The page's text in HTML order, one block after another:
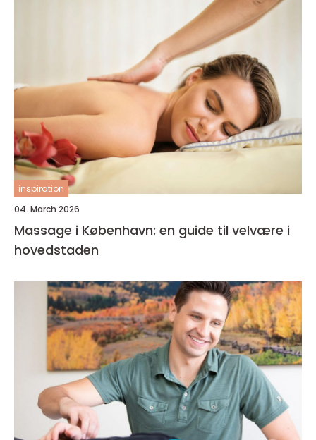
inspiration
04. March 2026
Massage i København: en guide til velvære i
hovedstaden